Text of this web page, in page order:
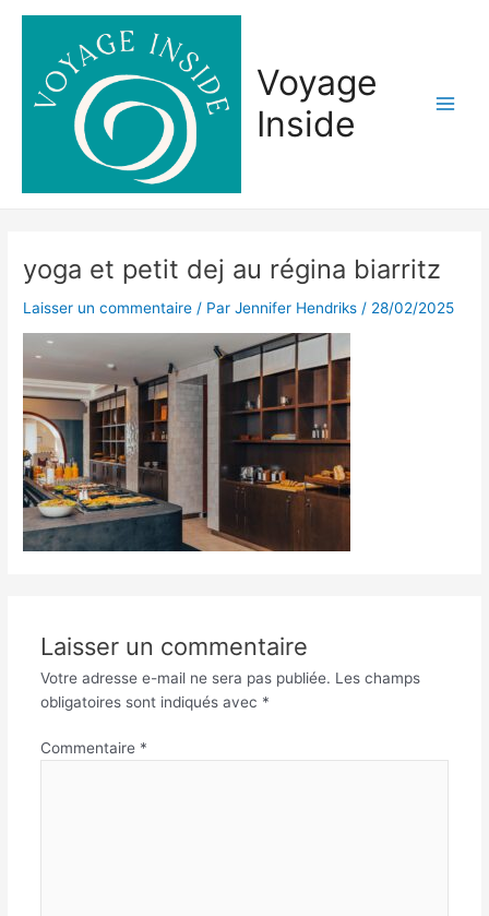
Voyage
Inside
yoga et petit dej au régina biarritz
Laisser un commentaire / ParJennifer Hendriks / 28/02/2025
Laisser un commentaire
Votre adresse e-mail ne sera pas publiée. Les champs
obligatoires sont indiqués avec *
Commentaire *